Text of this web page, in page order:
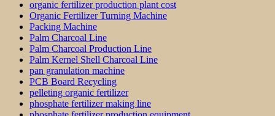
organic fertilizer production plant cost
Organic Fertilizer Turning Machine
Packing Machine
Palm Charcoal Line
Palm Charcoal Production Line
Palm Kernel Shell Charcoal Line
pan granulation machine
PCB Board Recycling
pelleting organic fertilizer
phosphate fertilizer making line